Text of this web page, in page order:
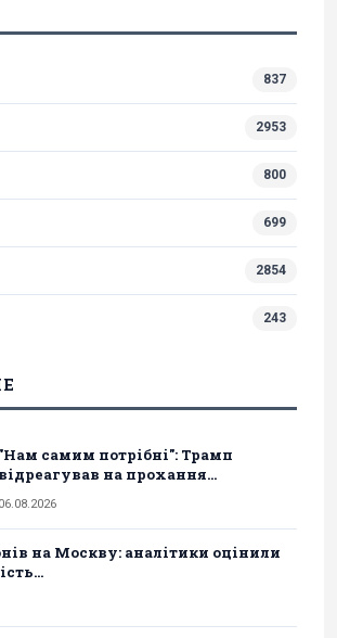
837
2953
800
699
2854
243
"Нам самим потрібні": Трамп
відреагував на прохання...
06.08.2026
на Москву: аналітики оцінили